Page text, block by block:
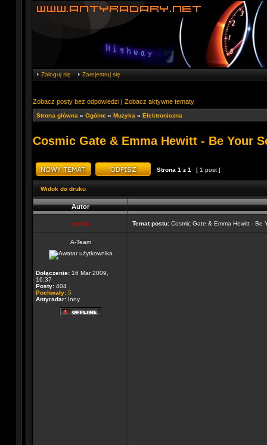
Zaloguj się Zarejestruj się
Zobacz posty bez odpowiedzi | Zobacz aktywne tematy
Strona główna » Ogólne » Muzyka » Elektroniczna
Cosmic Gate & Emma Hewitt - Be Your
Strona 1 z 1 [ 1 post ]
Widok do druku
Autor
reyalp Temat postu: Cosmic Gate & Emma Hewitt - Be
A-Team
Dołączenie: 16 Mar 2009,
16:37
Posty: 404
Pochwały: 5
Antyradar: Inny